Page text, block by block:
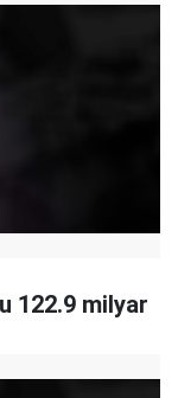
122.9 milyar